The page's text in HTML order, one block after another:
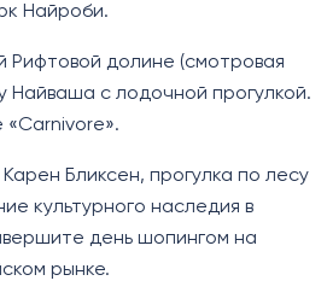
Найроби.
Рифтовой долине (смотровая
Найваша с лодочной прогулкой.
«Carnivore».
Бликсен, прогулка по лесу
культурного наследия в
день шопингом на
рынке.